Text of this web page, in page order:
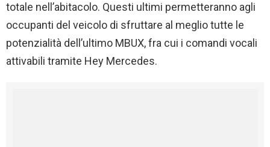
totale nell’abitacolo. Questi ultimi permetteranno agli
occupanti del veicolo di sfruttare al meglio tutte le
potenzialità dell’ultimo MBUX, fra cui i comandi vocali
attivabili tramite Hey Mercedes.